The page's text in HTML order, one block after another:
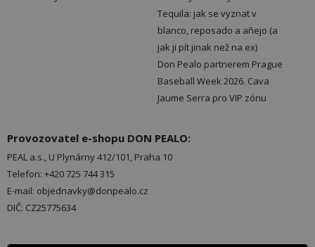
Tequila: jak se vyznat v
blanco, reposado a añejo (a
jak ji pít jinak než na ex)
Don Pealo partnerem Prague
Baseball Week 2026. Cava
Jaume Serra pro VIP zónu
Provozovatel e-shopu DON PEALO:
PEAL a.s., U Plynárny 412/101, Praha 10
Telefon: +420 725 744 315
E-mail: objednavky@donpealo.cz
DIČ: CZ25775634